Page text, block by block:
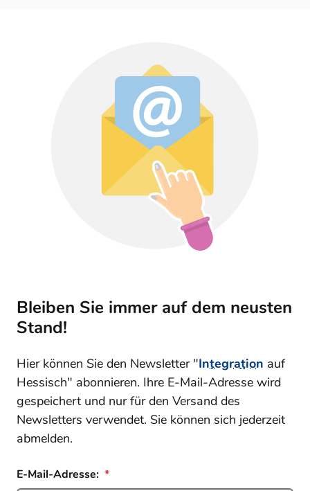
Bleiben Sie immer auf dem neusten
Stand!
Hier können Sie den Newsletter "Integration auf
Hessisch" abonnieren. Ihre E-Mail-Adresse wird
gespeichert und nur für den Versand des
Newsletters verwendet. Sie können sich jederzeit
abmelden.
E-Mail-Adresse: